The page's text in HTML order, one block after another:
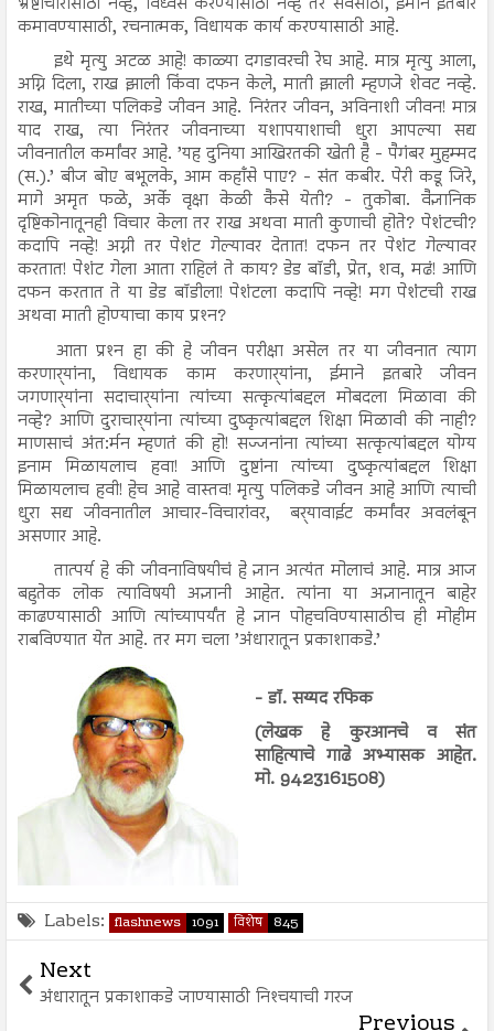
कमावण्यासाठी, रचनात्मक, विधायक कार्य करण्यासाठी आहे.
इथे मृत्यु अटळ आहे! काळ्या दगडावरची रेघ आहे. मात्र मृत्यु आला,
अग्नि दिला, राख झाली किंवा दफन केले, माती झाली म्हणजे शेवट नव्हे.
राख, मातीच्या पलिकडे जीवन आहे. निरंतर जीवन, अविनाशी जीवन! मात्र
याद राख, त्या निरंतर जीवनाच्या यशापयाशाची धुरा आपल्या सद्य
जीवनातील कर्मांवर आहे. ’यह दुनिया आखिरतकी खेती है - पैगंबर मुहम्मद
(स.).’ बीज बोए बभूलके, आम कहाँसे पाए? - संत कबीर. पेरी कडू जिरे,
मागे अमृत फळे, अर्के वृक्षा केळी कैसे येती? - तुकोबा. वैज्ञानिक
दृष्टिकोनातूनही विचार केला तर राख अथवा माती कुणाची होते? पेशंटची?
कदापि नव्हे! अग्नी तर पेशंट गेल्यावर देतात! दफन तर पेशंट गेल्यावर
करतात! पेशंट गेला आता राहिलं ते काय? डेड बॉडी, प्रेत, शव, मढं! आणि
दफन करतात ते या डेड बॉडीला! पेशंटला कदापि नव्हे! मग पेशंंटची राख
अथवा माती होण्याचा काय प्रश्‍न?
आता प्रश्‍न हा की हे जीवन परीक्षा असेल तर या जीवनात त्याग
करणार्‍यांना, विधायक काम करणार्‍यांना, ईमाने इतबारे जीवन
जगणार्‍यांना सदाचार्‍यांना त्यांच्या सत्कृत्यांबद्दल मोबदला मिळावा की
नव्हे? आणि दुराचार्‍यांना त्यांच्या दुष्कृत्यांबद्दल शिक्षा मिळावी की नाही?
माणसाचं अंत:र्मन म्हणतं की हो! सज्जनांना त्यांच्या सत्कृत्यांबद्दल योग्य
इनाम मिळायलाच हवा! आणि दुष्टांना त्यांच्या दुष्कृत्यांबद्दल शिक्षा
मिळायलाच हवी! हेच आहे वास्तव! मृत्यु पलिकडे जीवन आहे आणि त्याची
धुरा सद्य जीवनातील आचार-विचारांवर, बर्‍यावाईट कर्मांवर अवलंबून
असणार आहे.
तात्पर्य हे की जीवनाविषयीचं हे ज्ञान अत्यंत मोलाचं आहे. मात्र आज
बहुतेक लोक त्याविषयी अज्ञानी आहेत. त्यांना या अज्ञानातून बाहेर
काढण्यासाठी आणि त्यांच्यापर्यंत हे ज्ञान पोहचविण्यासाठीच ही मोहीम
राबविण्यात येत आहे. तर मग चला ’अंधारातून प्रकाशाकडे.’
- डॉ. सय्यद रफिक
(लेखक हे कुरआनचे व संत
साहित्याचे गाढे अभ्यासक आहेत.
मो. 9423161508)
Labels: flashnews 1091 विशेष 845
Next
अंधारातून प्रकाशाकडे जाण्यासाठी निश्‍चयाची गरज